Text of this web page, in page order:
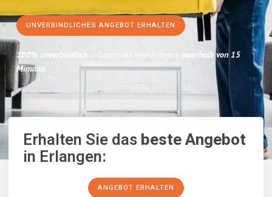
UNVERBINDLICHES ANGEBOT ERHALTEN
100% unverbindlich – Garantiert eine Antwort innerhalb von 15
Minuten.
Erhalten Sie dasbeste Angebot
in Erlangen:
ANGEBOT ERHALTEN